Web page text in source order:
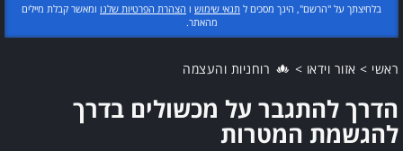
בלחיצתך על "הרשם", הינך מסכים ל תנאי שימוש ו הצהרת הפרטיות שלנו ומאשר קבלת מיילים
מהאתר.
ראשי > אזור וידאו > רוחניות והעצמה
הדרך להתגבר על מכשולים בדרך
להגשמת המטרות